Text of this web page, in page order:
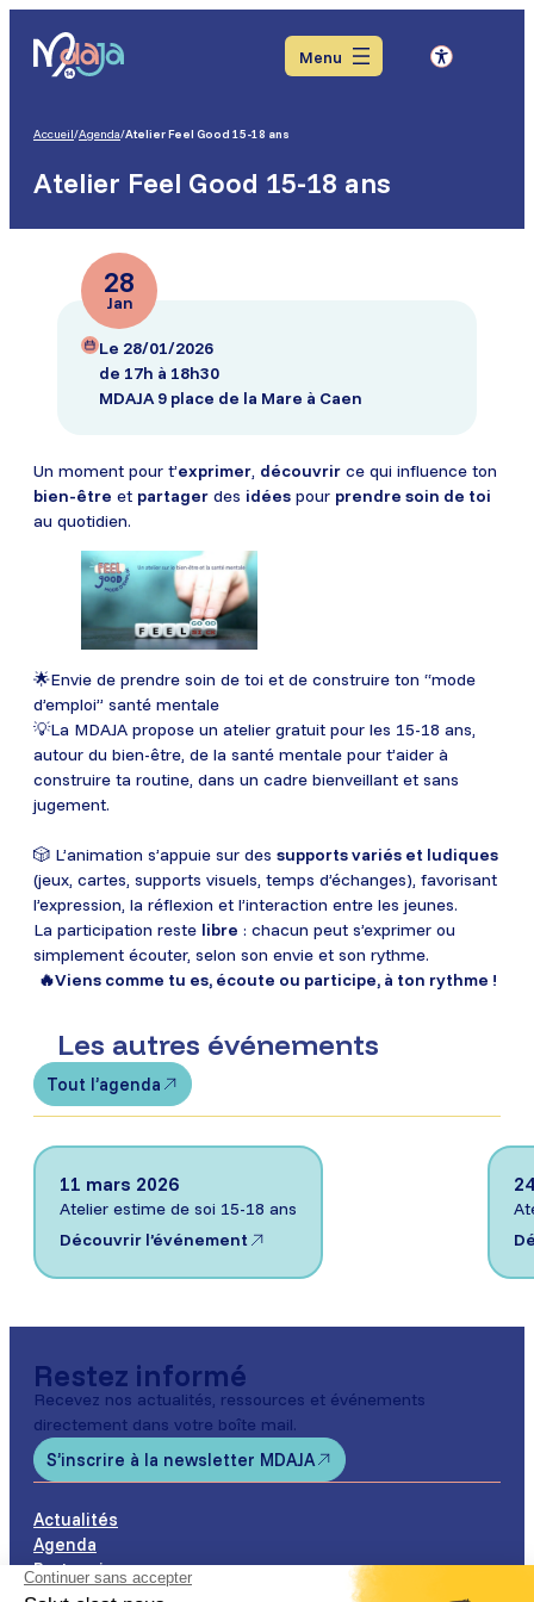
menu
contenu
pied
Menu
Accueil/Agenda/Atelier Feel Good 15-18 ans
Atelier Feel Good 15-18 ans
28
Jan
Le 28/01/2026
de 17h à 18h30
MDAJA 9 place de la Mare à Caen
Un moment pour t’exprimer, découvrir ce qui influence ton
bien-être et partager des idées pour prendre soin de toi
au quotidien.
🌟Envie de prendre soin de toi et de construire ton “mode
d’emploi” santé mentale
💡La MDAJA propose un atelier gratuit pour les 15-18 ans,
autour du bien-être, de la santé mentale pour t’aider à
construire ta routine, dans un cadre bienveillant et sans
jugement.
🎲 L’animation s’appuie sur des supports variés et ludiques
(jeux, cartes, supports visuels, temps d’échanges), favorisant
l’expression, la réflexion et l’interaction entre les jeunes.
La participation reste libre : chacun peut s’exprimer ou
simplement écouter, selon son envie et son rythme.
🔥Viens comme tu es, écoute ou participe, à ton rythme !
Les autres événements
Tout l’agenda
11 mars 2026
Atelier estime de soi 15-18 ans
Découvrir l’événement
Restez informé
Recevez nos actualités, ressources et événements
directement dans votre boîte mail.
S’inscrire à la newsletter MDAJA
Actualités
Agenda
Partenaires
Nos permanences de proximité